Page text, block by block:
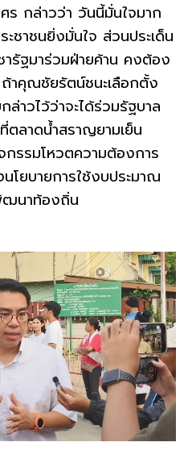
กล่าวว่า วันนี้มั่นใจมาก
ชาชนยิ่งมั่นใจ ส่วนประเด็น
ารัฐมาร่วมฝ่ายค้าน คงต้อง
าคุณชัยรัตน์ชนะเลือกตั้ง
าวไว้ว่าจะได้ร่วมรัฐบาล
ตลาดน้ำสราญยามเย็น
กรรมโหวตความต้องการ
โยบายการใช้งบประมาณ
นาท้องถิ่น